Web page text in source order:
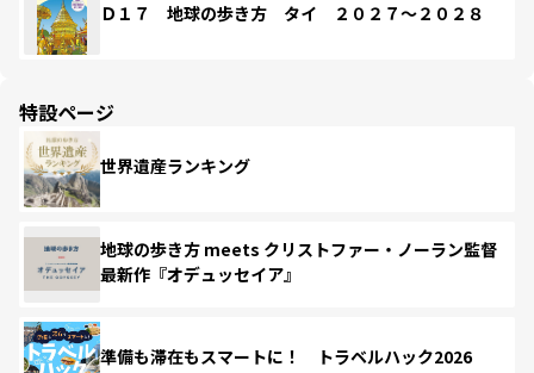
Ｄ１７ 地球の歩き方 タイ ２０２７～２０２８
特設ページ
世界遺産ランキング
地球の歩き方 meets クリストファー・ノーラン監督
最新作『オデュッセイア』
準備も滞在もスマートに！ トラベルハック2026